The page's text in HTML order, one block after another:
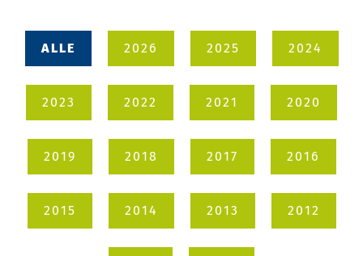
ALLE 2026 2025 2024
2023 2022 2021 2020
2019 2018 2017 2016
2015 2014 2013 2012